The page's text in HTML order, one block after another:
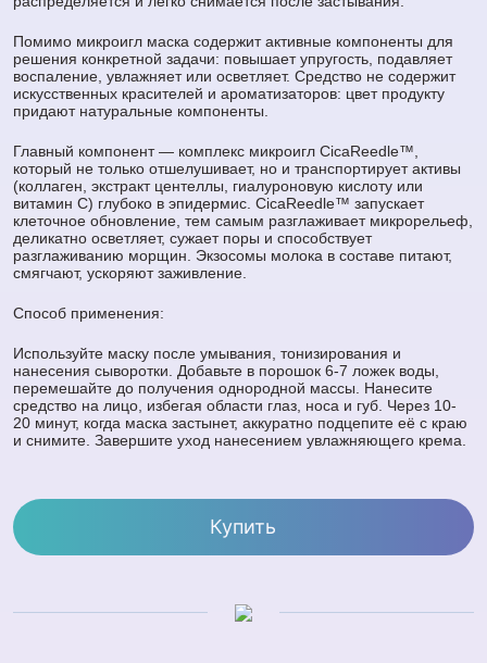
Помимо микроигл маска содержит активные компоненты для
решения конкретной задачи: повышает упругость, подавляет
воспаление, увлажняет или осветляет. Средство не содержит
искусственных красителей и ароматизаторов: цвет продукту
придают натуральные компоненты.
Главный компонент — комплекс микроигл CicaReedle™,
который не только отшелушивает, но и транспортирует активы
(коллаген, экстракт центеллы, гиалуроновую кислоту или
витамин С) глубоко в эпидермис. CicaReedle™ запускает
клеточное обновление, тем самым разглаживает микрорельеф,
деликатно осветляет, сужает поры и способствует
разглаживанию морщин. Экзосомы молока в составе питают,
смягчают, ускоряют заживление.
Способ применения:
Используйте маску после умывания, тонизирования и
нанесения сыворотки. Добавьте в порошок 6-7 ложек воды,
перемешайте до получения однородной массы. Нанесите
средство на лицо, избегая области глаз, носа и губ. Через 10-
20 минут, когда маска застынет, аккуратно подцепите её с краю
и снимите. Завершите уход нанесением увлажняющего крема.
Купить